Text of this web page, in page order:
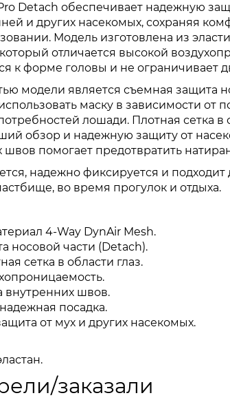
Detach обеспечивает надежную
и других насекомых, сохраняя
Модель изготовлена из
отличается высокой
к форме головы и не ограничивает
модели является съемная защита
маску в зависимости от
лошади. Плотная сетка в
обзор и надежную защиту от
швов помогает предотвратить
надежно фиксируется и
во время прогулок и отдыха.
4-Way DynAir Mesh.
носовой части (Detach).
сетка в области глаз.
внутренних швов.
посадка.
от мух и других насекомых.
заказали